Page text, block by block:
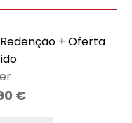
+ Oferta
€